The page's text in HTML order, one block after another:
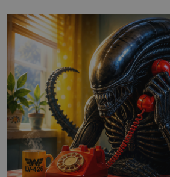
měkkost a bezpečí, proto by pokoj
především klidně a útulně.